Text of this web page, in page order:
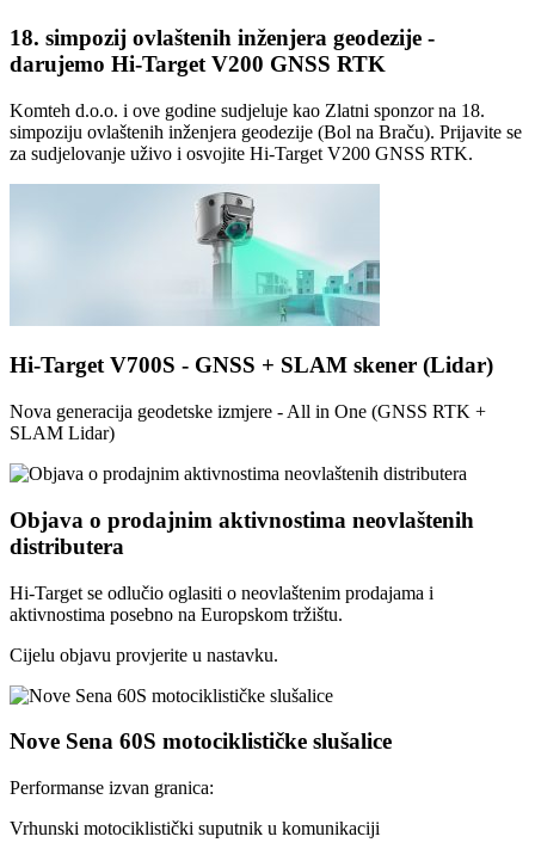
18. simpozij ovlaštenih inženjera geodezije -
darujemo Hi-Target V200 GNSS RTK
Komteh d.o.o. i ove godine sudjeluje kao Zlatni sponzor na 18.
simpoziju ovlaštenih inženjera geodezije (Bol na Braču). Prijavite se
za sudjelovanje uživo i osvojite Hi-Target V200 GNSS RTK.
Hi-Target V700S - GNSS + SLAM skener (Lidar)
Nova generacija geodetske izmjere - All in One (GNSS RTK +
SLAM Lidar)
Objava o prodajnim aktivnostima neovlaštenih
distributera
Hi-Target se odlučio oglasiti o neovlaštenim prodajama i
aktivnostima posebno na Europskom tržištu.
Cijelu objavu provjerite u nastavku.
Nove Sena 60S motociklističke slušalice
Performanse izvan granica:
Vrhunski motociklistički suputnik u komunikaciji